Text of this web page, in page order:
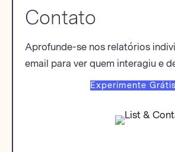
Contato
Aprofunde-se nos relatórios
email para ver quem interagiu e
Experimente Grátis